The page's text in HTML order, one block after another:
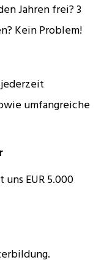
Jahren frei? 3
Kein Problem!
umfangreiche
EUR 5.000